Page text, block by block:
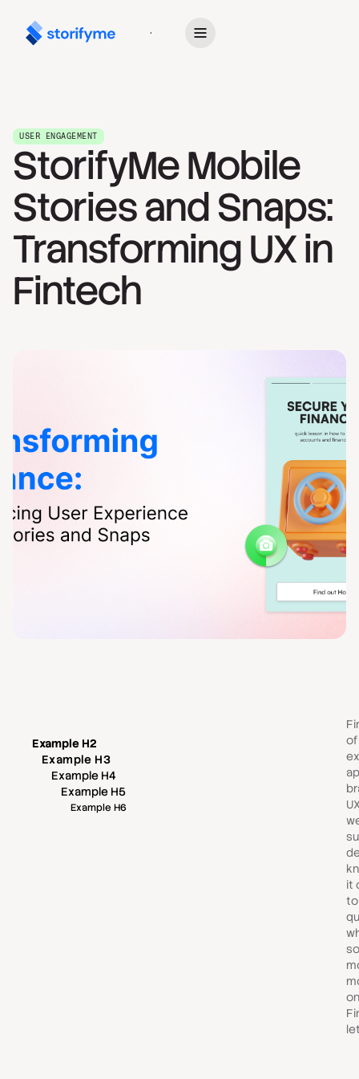
Get Started
USER ENGAGEMENT
StorifyMe Mobile
Stories and Snaps:
Transforming UX in
Fintech
of
it
to
Example H2
Example H3
Example H4
Example H5
Example H6